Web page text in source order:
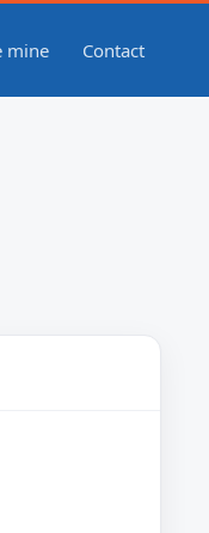
mine Contact